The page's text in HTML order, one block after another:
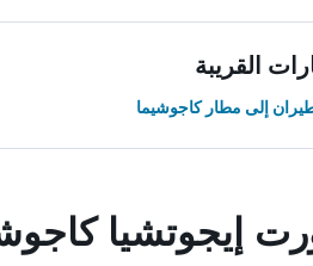
القريبة
إلى مطار كاجوشيما
إيجوتشيا